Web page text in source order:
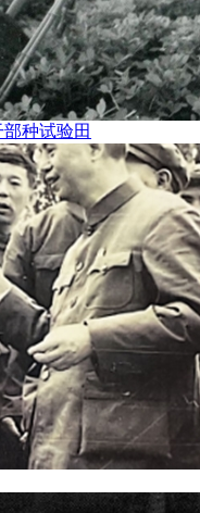
种试验田